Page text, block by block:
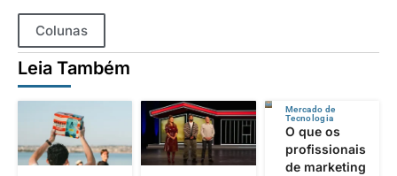
Colunas
Leia Também
Mercado de
Tecnologia
O que os
profissionais
de marketing